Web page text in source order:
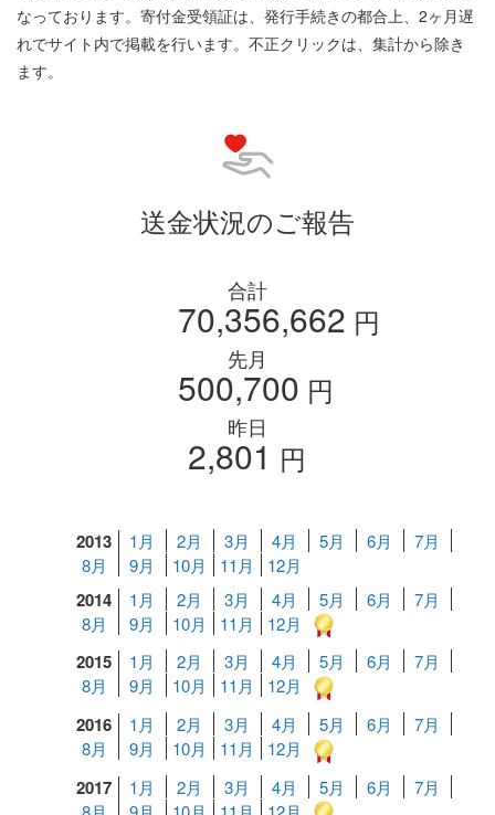
なっております。寄付金受領証は、発行手続きの都合上、2ヶ月遅
れでサイト内で掲載を行います。不正クリックは、集計から除き
ます。
送金状況のご報告
合計
70,356,662 円
先月
500,700 円
昨日
2,801 円
2013 1月 2月 3月 4月 5月 6月
7月
8月
9月 10月 11月 12月
2014 1月 2月 3月 4月 5月 6月
7月
8月
9月 10月 11月 12月
2015 1月 2月 3月 4月 5月 6月
7月
8月
9月 10月 11月 12月
2016 1月 2月 3月 4月 5月 6月
7月
8月
9月 10月 11月 12月
2017 1月 2月 3月 4月 5月 6月
7月